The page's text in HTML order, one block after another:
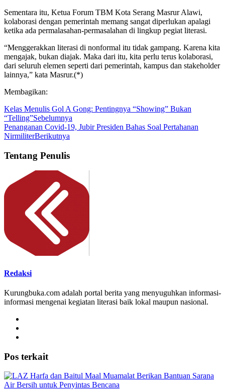
Sementara itu, Ketua Forum TBM Kota Serang Masrur Alawi,
kolaborasi dengan pemerintah memang sangat diperlukan apalagi
ketika ada permalasahan-permasalahan di lingkup pegiat literasi.
“Menggerakkan literasi di nonformal itu tidak gampang. Karena kita
mengajak, bukan diajak. Maka dari itu, kita perlu terus kolaborasi,
dari seluruh elemen seperti dari pemerintah, kampus dan stakeholder
lainnya,” kata Masrur.(*)
Membagikan:
Kelas Menulis Gol A Gong: Pentingnya “Showing” Bukan
“Telling”Sebelumnya
Penanganan Covid-19, Jubir Presiden Bahas Soal Pertahanan
NirmiliterBerikutnya
Tentang Penulis
Redaksi
Kurungbuka.com adalah portal berita yang menyuguhkan informasi-
informasi mengenai kegiatan literasi baik lokal maupun nasional.
Pos terkait